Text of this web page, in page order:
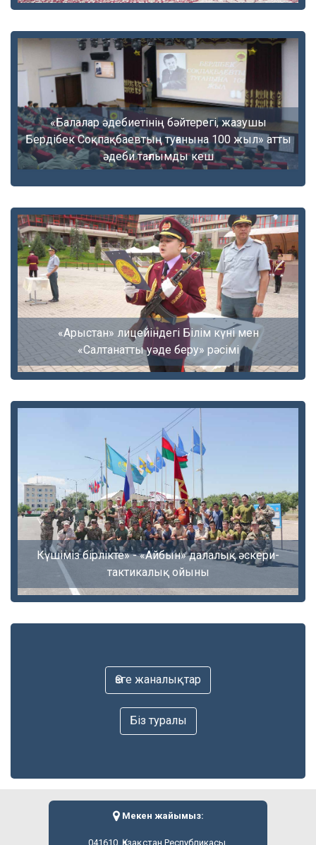
«Балалар әдебиетінің бәйтерегі, жазушы
Бердібек Соқпақбаевтың туғанына 100 жыл» атты
әдеби тағлымды кеш
«Арыстан» лицейіндегі Білім күні мен
«Салтанатты уәде беру» рәсімі
Күшіміз бірлікте» - «Айбын» далалық әскери-
тактикалық ойыны
Өзге жаналықтар
Біз туралы
Мекен жайымыз:
041610, Қазақстан Республикасы,